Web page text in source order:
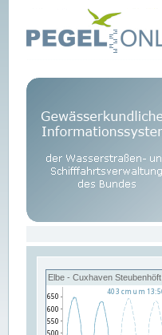
Elbe - Cuxhaven Steubenhöft